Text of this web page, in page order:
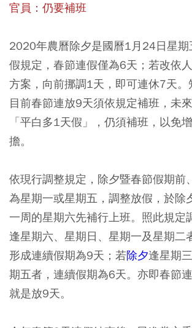
官員：仍要補班
2020年農曆除夕是國曆1月24日星期
假規定，春節連假僅為6天；若改依
方案，向前挪調1天，即可連休7天。
目前春節連放9天須依規定補班，未
「平白多1天假」，仍須補班，以免
擔。
依現行調整規定，除夕暨春節假期前
為星期一或星期五，調整放假，於除
一周的星期六先補行上班。照此規定
逢星期六、星期日、星期一及星期二
形成連續假期為9天；若除夕逢星期
期五者，連續假期為6天。亦即春節
就是放9天。